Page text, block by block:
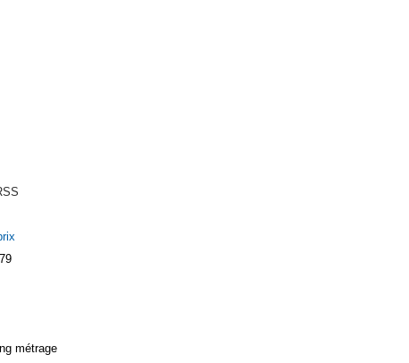
métrage